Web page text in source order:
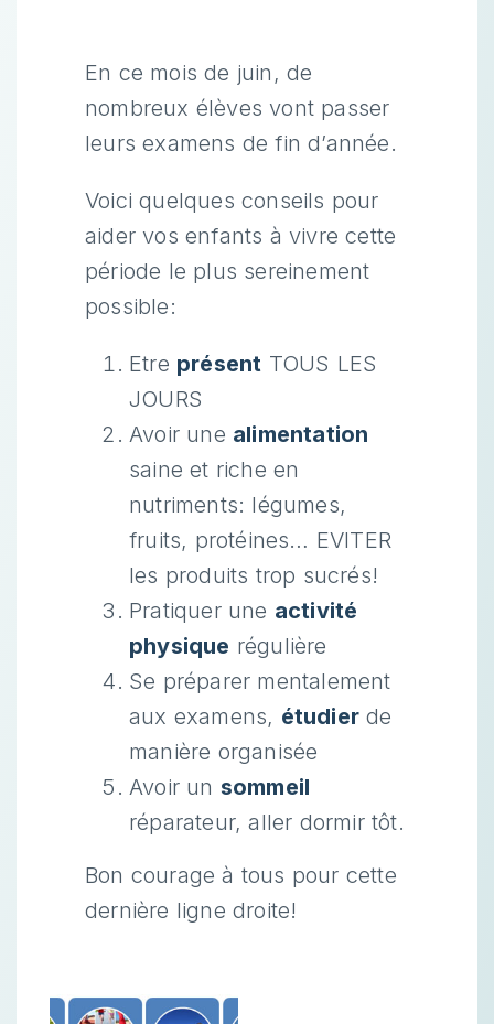
En ce mois de juin, de
nombreux élèves vont passer
leurs examens de fin d’année.
Voici quelques conseils pour
aider vos enfants à vivre cette
période le plus sereinement
possible:
Etre présent TOUS LES
JOURS
Avoir une alimentation
saine et riche en
nutriments: légumes,
fruits, protéines… EVITER
les produits trop sucrés!
Pratiquer une activité
physique régulière
Se préparer mentalement
aux examens, étudier de
manière organisée
Avoir un sommeil
réparateur, aller dormir tôt.
Bon courage à tous pour cette
dernière ligne droite!